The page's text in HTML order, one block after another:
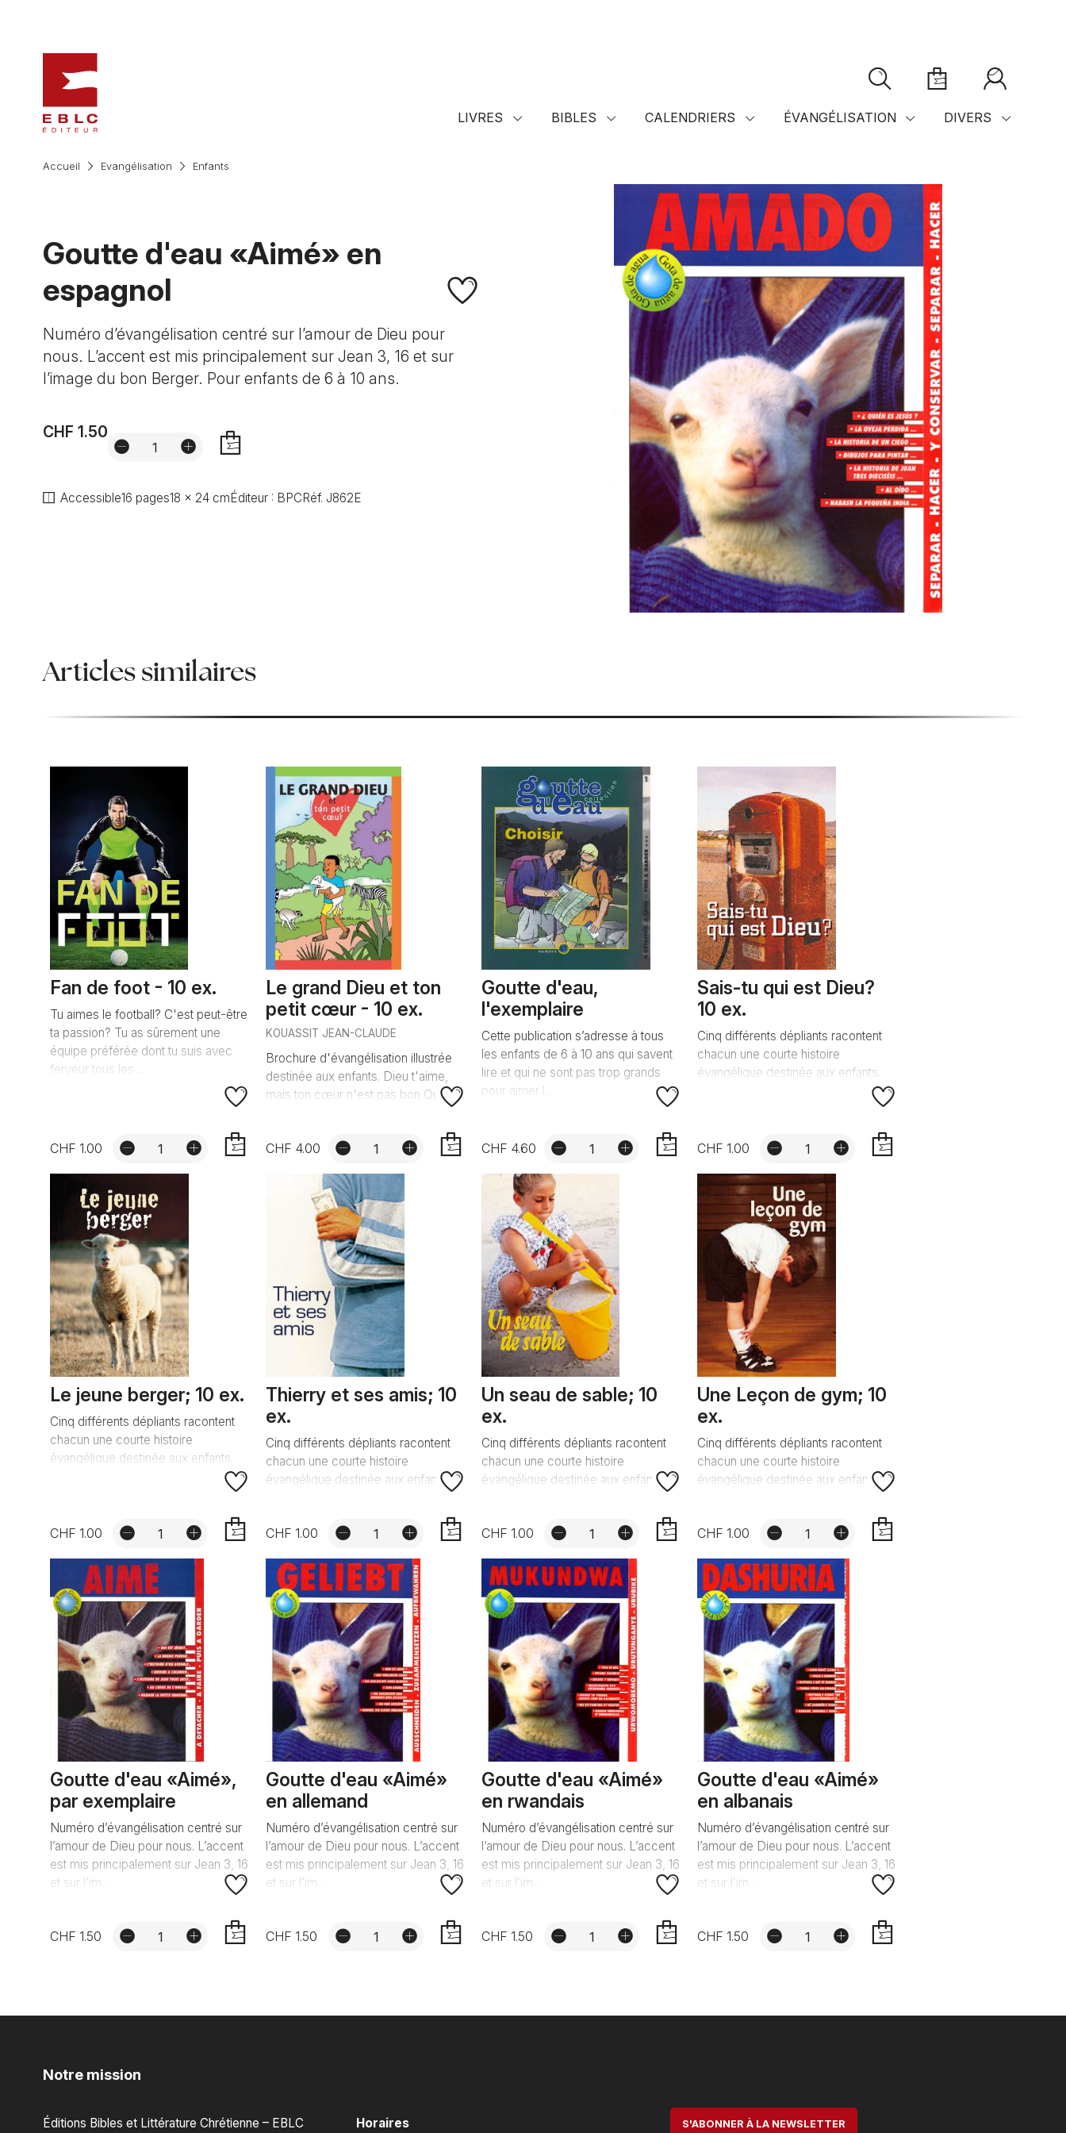
LIVRES BIBLES CALENDRIERS ÉVANGÉLISATION DIVERS
Accueil Evangélisation Enfants
Goutte d'eau «Aimé» en
espagnol
Numéro d’évangélisation centré sur l’amour de Dieu pour
nous. L’accent est mis principalement sur Jean 3, 16 et sur
l’image du bon Berger. Pour enfants de 6 à 10 ans.
CHF 1.50
Accessible16 pages18 x 24 cm Éditeur : BPC Réf. J862E
Articles similaires
Fan de foot - 10 ex.
Tu aimes le football? C'est peut-être
ta passion? Tu as sûrement une
équipe préférée dont tu suis avec
ferveur tous les ...
CHF 1.00
Le grand Dieu et ton
petit cœur - 10 ex.
KOUASSIT JEAN-CLAUDE
Brochure d'évangélisation illustrée
destinée aux enfants. Dieu t'aime,
mais ton cœur n'est pas bon Qu'e...
CHF 4.00
Goutte d'eau,
l'exemplaire
Cette publication s’adresse à tous
les enfants de 6 à 10 ans qui savent
lire et qui ne sont pas trop grands
pour aimer l...
CHF 4.60
Sais-tu qui est Dieu?
10 ex.
Cinq différents dépliants racontent
chacun une courte histoire
évangélique destinée aux enfants.
CHF 1.00
Le jeune berger; 10 ex.
Cinq différents dépliants racontent
chacun une courte histoire
évangélique destinée aux enfants.
CHF 1.00
Thierry et ses amis; 10
ex.
Cinq différents dépliants racontent
chacun une courte histoire
évangélique destinée aux enfants.
CHF 1.00
Un seau de sable; 10
ex.
Cinq différents dépliants racontent
chacun une courte histoire
évangélique destinée aux enfants.
CHF 1.00
Une Leçon de gym; 10
ex.
Cinq différents dépliants racontent
chacun une courte histoire
évangélique destinée aux enfants.
CHF 1.00
Goutte d'eau «Aimé»,
par exemplaire
Numéro d’évangélisation centré sur
l’amour de Dieu pour nous. L’accent
est mis principalement sur Jean 3, 16
et sur l’im...
CHF 1.50
Goutte d'eau «Aimé»
en allemand
Numéro d’évangélisation centré sur
l’amour de Dieu pour nous. L’accent
est mis principalement sur Jean 3, 16
et sur l’im...
CHF 1.50
Goutte d'eau «Aimé»
en rwandais
Numéro d’évangélisation centré sur
l’amour de Dieu pour nous. L’accent
est mis principalement sur Jean 3, 16
et sur l’im...
CHF 1.50
Goutte d'eau «Aimé»
en albanais
Numéro d’évangélisation centré sur
l’amour de Dieu pour nous. L’accent
est mis principalement sur Jean 3, 16
et sur l’im...
CHF 1.50
Notre mission
Éditions Bibles et Littérature Chrétienne – EBLC Horaires S'ABONNER À LA NEWSLETTER